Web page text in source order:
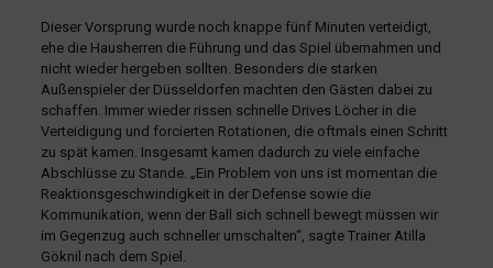
Dieser Vorsprung wurde noch knappe fünf Minuten verteidigt,
ehe die Hausherren die Führung und das Spiel übernahmen und
nicht wieder hergeben sollten. Besonders die starken
Außenspieler der Düsseldorfen machten den Gästen dabei zu
schaffen. Immer wieder rissen schnelle Drives Löcher in die
Verteidigung und forcierten Rotationen, die oftmals einen Schritt
zu spät kamen. Insgesamt kamen dadurch zu viele einfache
Abschlüsse zu Stande. „Ein Problem von uns ist momentan die
Reaktionsgeschwindigkeit in der Defense sowie die
Kommunikation, wenn der Ball sich schnell bewegt müssen wir
im Gegenzug auch schneller umschalten“, sagte Trainer Atilla
Göknil nach dem Spiel.